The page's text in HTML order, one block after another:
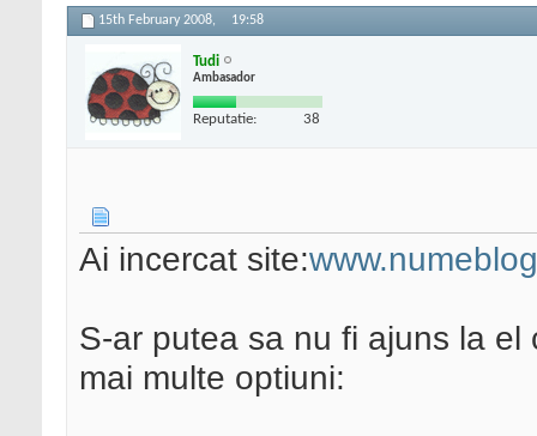
15th February 2008, 19:58
Tudi
Ambasador
Reputatie: 38
Ai incercat site:
S-ar putea sa nu fi ajuns la el
mai multe optiuni: